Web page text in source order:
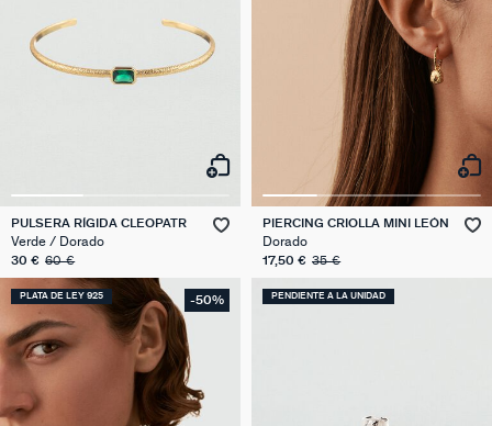
PULSERA RÍGIDA CLEOPATR
Verde / Dorado
30 € 60 €
PIERCING CRIOLLA MINI LEÓN
Dorado
17,50 € 35 €
PLATA DE LEY 925 -50% PENDIENTE A LA UNIDAD